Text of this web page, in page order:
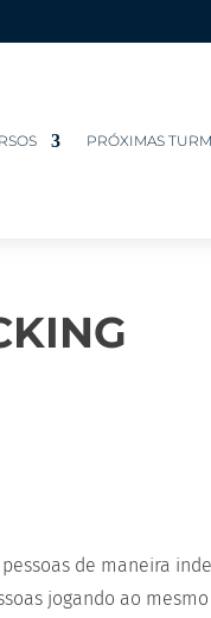
PRÓXIMAS
de maneira
jogando ao